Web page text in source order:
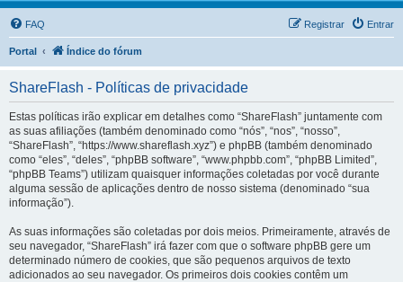
FAQ Entrar
Registrar
Portal Índice do fórum
ShareFlash - Políticas de privacidade
Estas políticas irão explicar em detalhes como “ShareFlash” juntamente com
as suas afiliações (também denominado como “nós”, “nos”, “nosso”,
“ShareFlash”, “https://www.shareflash.xyz”) e phpBB (também denominado
como “eles”, “deles”, “phpBB software”, “www.phpbb.com”, “phpBB Limited”,
“phpBB Teams”) utilizam quaisquer informações coletadas por você durante
alguma sessão de aplicações dentro de nosso sistema (denominado “sua
informação”).
As suas informações são coletadas por dois meios. Primeiramente, através de
seu navegador, “ShareFlash” irá fazer com que o software phpBB gere um
determinado número de cookies, que são pequenos arquivos de texto
adicionados ao seu navegador. Os primeiros dois cookies contêm um